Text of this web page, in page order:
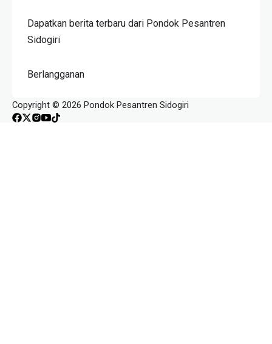
Dapatkan berita terbaru dari Pondok Pesantren
Sidogiri
Berlangganan
Copyright © 2026 Pondok Pesantren Sidogiri